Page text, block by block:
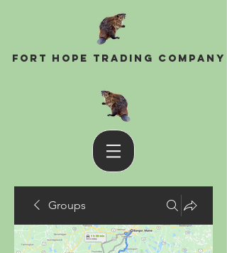
Fort Hope Trading Company
Groups